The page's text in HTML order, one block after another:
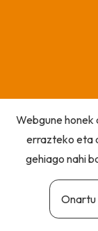
Webgune
errazteko eta
gehiago nahi
Onartu